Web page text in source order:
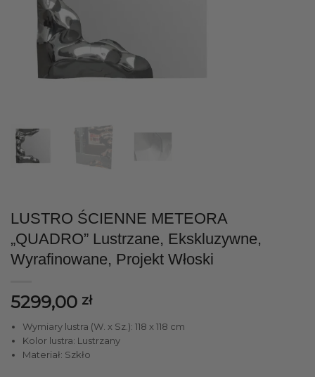
LUSTRO ŚCIENNE METEORA
„QUADRO” Lustrzane, Ekskluzywne,
Wyrafinowane, Projekt Włoski
5299,00 zł
Wymiary lustra (W. x Sz.): 118 x 118 cm
Kolor lustra: Lustrzany
Materiał: Szkło